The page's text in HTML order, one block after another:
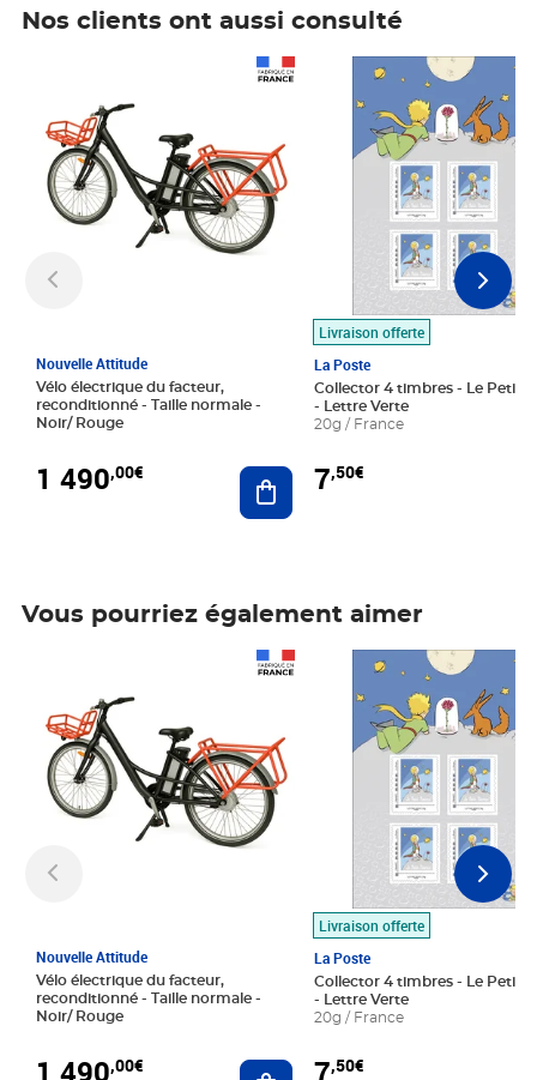
Nos clients ont aussi consulté
Nouvelle Attitude
Vélo électrique du facteur,
reconditionné - Taille normale -
Noir/ Rouge
1 490,00€ Ajouter au panier
Livraison offerte
La Poste
Collector 4 timbres - Le Petit
- Lettre Verte
20g / France
7,50€
Prix 7,50€
Vous pourriez également aimer
Nouvelle Attitude
Vélo électrique du facteur,
reconditionné - Taille normale -
Noir/ Rouge
1 490,00€ Ajouter au panier
Livraison offerte
La Poste
Collector 4 timbres - Le Petit
- Lettre Verte
20g / France
7,50€
Prix 7,50€